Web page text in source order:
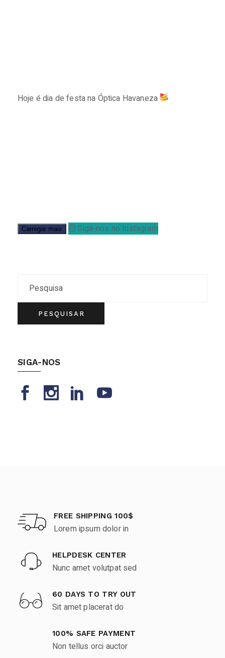
Hoje é dia de festa na Óptica Havaneza
Carregar mais Siga-nos no Instagram
PESQUISAR
SIGA-NOS
FREE SHIPPING 100$
Lorem ipsum dolor in
HELPDESK CENTER
Nunc amet volutpat sed
60 DAYS TO TRY OUT
Sit amet placerat do
100% SAFE PAYMENT
Non tellus orci auctor